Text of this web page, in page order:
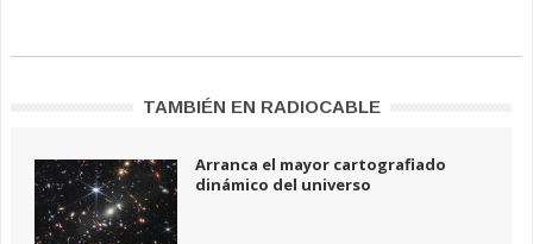
TAMBIÉN EN RADIOCABLE
Arranca el mayor cartografiado
dinámico del universo